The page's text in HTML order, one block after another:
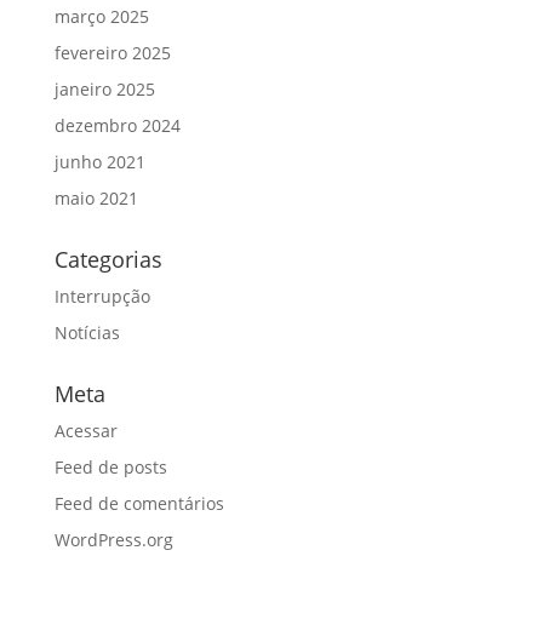
março 2025
fevereiro 2025
janeiro 2025
dezembro 2024
junho 2021
maio 2021
Categorias
Interrupção
Notícias
Meta
Acessar
Feed de posts
Feed de comentários
WordPress.org